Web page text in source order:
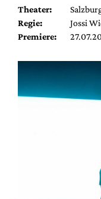
Theater:
Regie:
Jossi
Premiere: